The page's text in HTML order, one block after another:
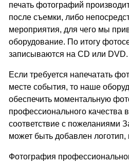
печать фотографий
после съемки, либо
мероприятия, для чего мы
оборудование. По итогу
записываются на CD или DVD.
Если требуется напечатать
месте события, то наше
обеспечить моментальную
профессионального
соответствие с пожеланиями
может быть добавлен логотип,
Фотография